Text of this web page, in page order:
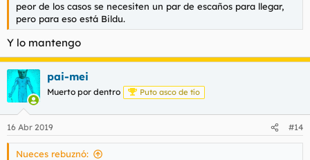
peor de los casos se necesiten un par de escaños para llegar,
pero para eso está Bildu.
Y lo mantengo
pai-mei
Muerto por dentro Puto asco de tío
16 Abr 2019 #14
Nueces rebuznó: